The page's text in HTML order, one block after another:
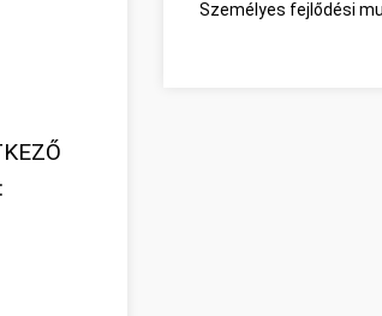
Személyes fejlődési